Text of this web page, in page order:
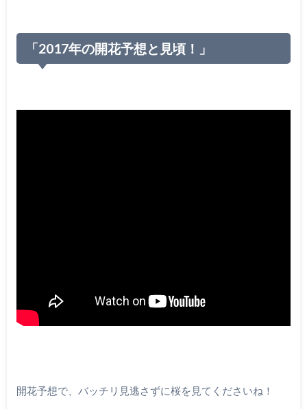
「2017年の開花予想と見頃！」
開花予想で、バッチリ見逃さずに桜を見てくださいね！